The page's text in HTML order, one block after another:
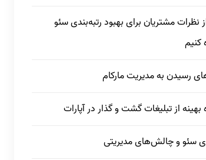
نظرات مشتریان برای بهبود رتبه‌بندی سئو
کنیم
رسیدن به مدیریت مارکام
بهینه از تبلیغات گشت و گذار در آپارات
سئو و چالش‌های مدیریتی